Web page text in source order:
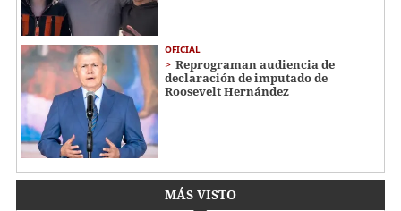
OFICIAL
Reprograman audiencia de
declaración de imputado de
Roosevelt Hernández
MÁS VISTO